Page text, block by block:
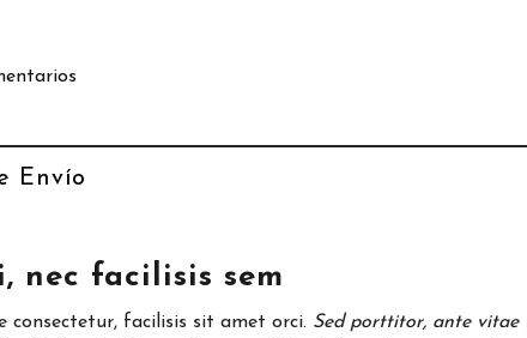
Envío
nec facilisis sem
consectetur, facilisis sit amet orci. Sed porttitor, ante vitae